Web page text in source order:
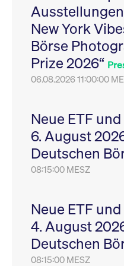
Ausstellungen
New York
Börse
Prize 2026“
06.08.2026 11:00:00
Neue ETF
6. August
Deutschen
08:15:00 MESZ
Neue ETF
4. August
Deutschen
08:15:00 MESZ
VISITOR_PRIVACY_METADATA